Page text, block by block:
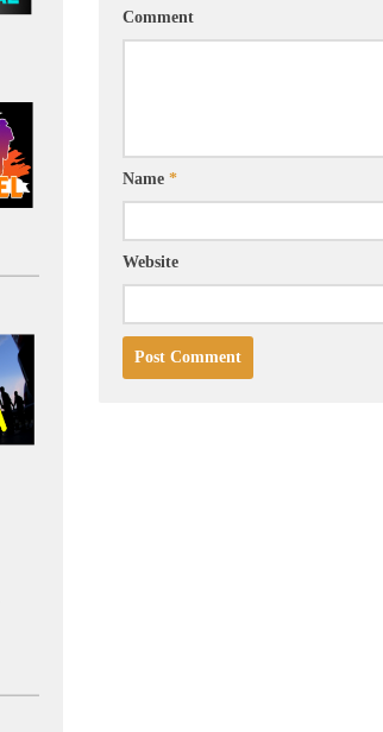
Comment
Name *
Website